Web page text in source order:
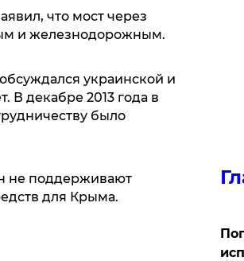
что мост через
и железнодорожным.
украинской и
В декабре 2013 года в
было
не поддерживают
для Крыма.